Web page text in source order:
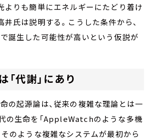
よりも簡単にエネルギーにたどり着け
井氏は説明する。こうした条件から、
誕生した可能性が高いという仮説が
「代謝」にあり
の起源論は、従来の複雑な理論とは一
の生命を「AppleWatchのような多機
そのような複雑なシステムが最初から